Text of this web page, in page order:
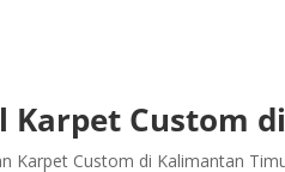
Karpet Custom
Karpet Custom di Kalimantan